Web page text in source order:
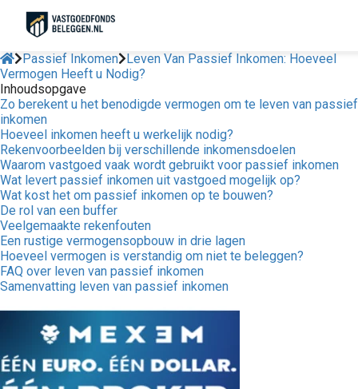
Passief Inkomen
Leven Van Passief Inkomen: Hoeveel
Vermogen Heeft u Nodig?
Inhoudsopgave
Zo berekent u het benodigde vermogen om te leven van passief
inkomen
Hoeveel inkomen heeft u werkelijk nodig?
Rekenvoorbeelden bij verschillende inkomensdoelen
Waarom vastgoed vaak wordt gebruikt voor passief inkomen
Wat levert passief inkomen uit vastgoed mogelijk op?
Wat kost het om passief inkomen op te bouwen?
De rol van een buffer
Veelgemaakte rekenfouten
Een rustige vermogensopbouw in drie lagen
Hoeveel vermogen is verstandig om niet te beleggen?
FAQ over leven van passief inkomen
Samenvatting leven van passief inkomen